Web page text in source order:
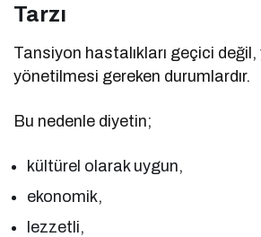
Tarzı
Tansiyon hastalıkları geçici
yönetilmesi gereken durumlardır.
Bu nedenle diyetin;
kültürel olarak uygun,
ekonomik,
lezzetli,